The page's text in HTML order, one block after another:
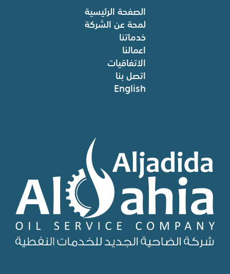
الصفحة الرئيسية
لمحة عن الشركة
خدماتنا
اعمالنا
الاتفاقيات
اتصل بنا
English